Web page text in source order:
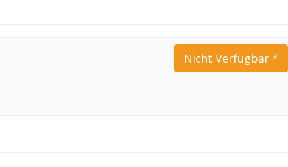
Nicht Verfügbar *